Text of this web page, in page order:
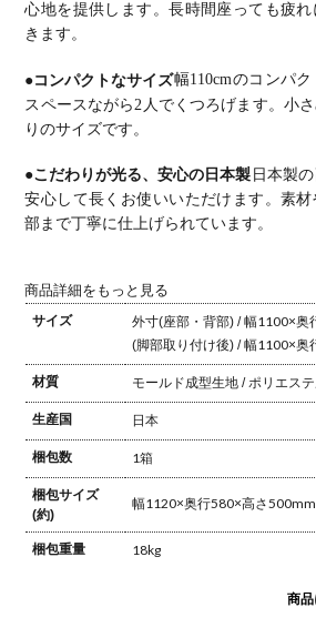
心地を提供します。長時間座っても疲
きます。
●コンパクトなサイズ幅110cmのコンパ
スペースながら2人でくつろげます。小
りのサイズです。
●こだわりが光る、安心の日本製 日本製
安心して長くお使いいただけます。素材
部まで丁寧に仕上げられています。
商品詳細をもっと見る
サイズ
外寸(座部・背部) / 幅1100×
(脚部取り付け後) / 幅1100×
材質 モールド成型生地 / ポリエス
生産国 日本
梱包数 1箱
梱包サイズ
(約)
幅1120×奥行580×高さ500mm
梱包重量 18kg
商